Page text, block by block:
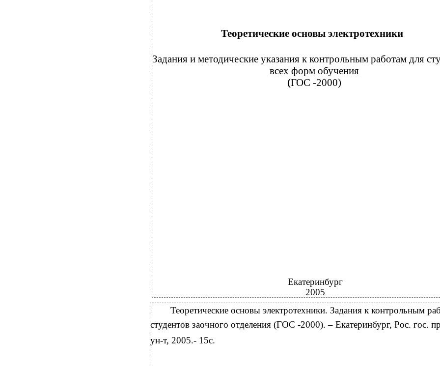
Теоретические основы электротехники
Задания и методические указания к контрольным работам для
всех форм обучения
(ГОС -2000)
Екатеринбург
2005
Теоретические основы электротехники. Задания к контрольным
студентов заочного отделения (ГОС -2000). – Екатеринбург, Рос. гос.
ун-т, 2005.- 15с.